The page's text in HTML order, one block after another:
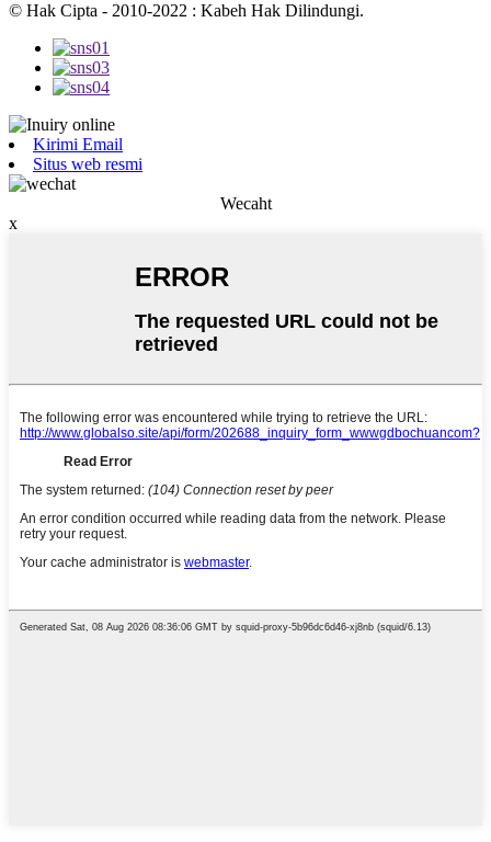
© Hak Cipta - 2010-2022 : Kabeh Hak Dilindungi.
Kirimi Email
Situs web resmi
Wecaht
x